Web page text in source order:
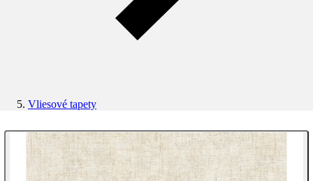
Vliesové tapety